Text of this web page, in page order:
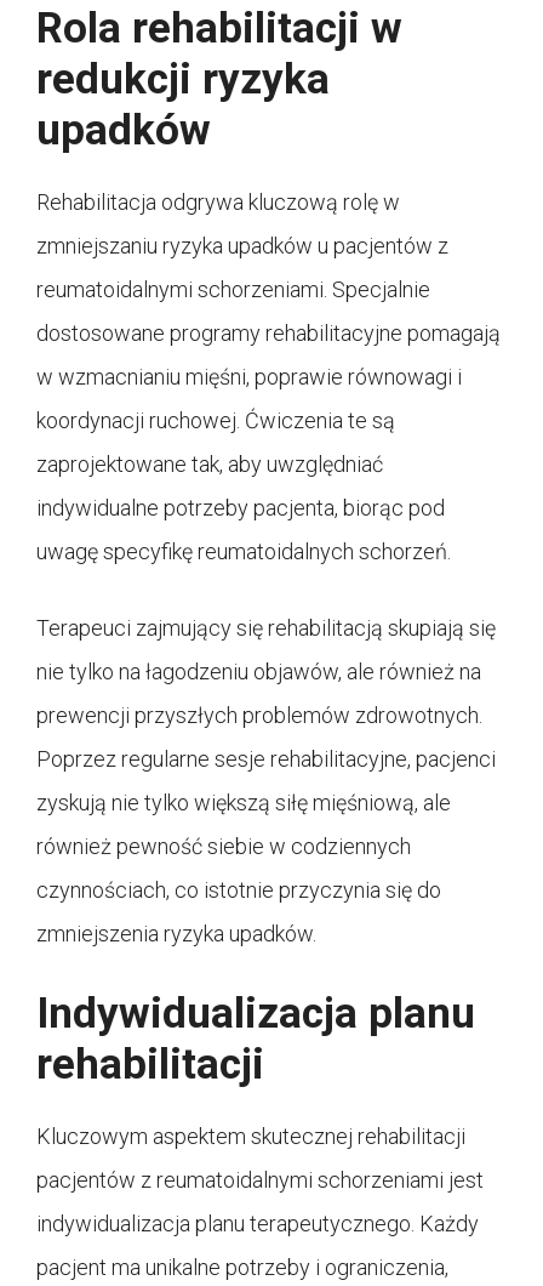
Rola rehabilitacji w
redukcji ryzyka
upadków
Rehabilitacja odgrywa kluczową rolę w
zmniejszaniu ryzyka upadków u pacjentów z
reumatoidalnymi schorzeniami. Specjalnie
dostosowane programy rehabilitacyjne pomagają
w wzmacnianiu mięśni, poprawie równowagi i
koordynacji ruchowej. Ćwiczenia te są
zaprojektowane tak, aby uwzględniać
indywidualne potrzeby pacjenta, biorąc pod
uwagę specyfikę reumatoidalnych schorzeń.
Terapeuci zajmujący się rehabilitacją skupiają się
nie tylko na łagodzeniu objawów, ale również na
prewencji przyszłych problemów zdrowotnych.
Poprzez regularne sesje rehabilitacyjne, pacjenci
zyskują nie tylko większą siłę mięśniową, ale
również pewność siebie w codziennych
czynnościach, co istotnie przyczynia się do
zmniejszenia ryzyka upadków.
Indywidualizacja planu
rehabilitacji
Kluczowym aspektem skutecznej rehabilitacji
pacjentów z reumatoidalnymi schorzeniami jest
indywidualizacja planu terapeutycznego. Każdy
pacjent ma unikalne potrzeby i ograniczenia,